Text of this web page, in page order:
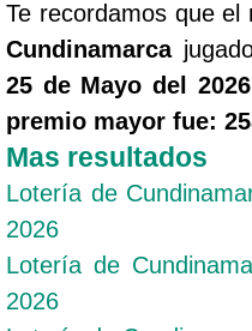
Te recordamos que el
Cundinamarca
25 de Mayo del 2026
premio mayor fue:
Mas resultados
Lotería de
2026
Lotería de
2026